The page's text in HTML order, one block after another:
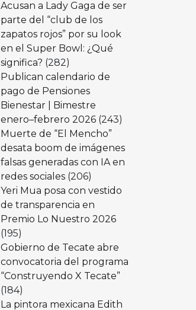
Acusan a Lady Gaga de ser
parte del “club de los
zapatos rojos” por su look
en el Super Bowl: ¿Qué
significa? (282)
Publican calendario de
pago de Pensiones
Bienestar | Bimestre
enero–febrero 2026 (243)
Muerte de “El Mencho”
desata boom de imágenes
falsas generadas con IA en
redes sociales (206)
Yeri Mua posa con vestido
de transparencia en
Premio Lo Nuestro 2026
(195)
Gobierno de Tecate abre
convocatoria del programa
“Construyendo X Tecate”
(184)
La pintora mexicana Edith